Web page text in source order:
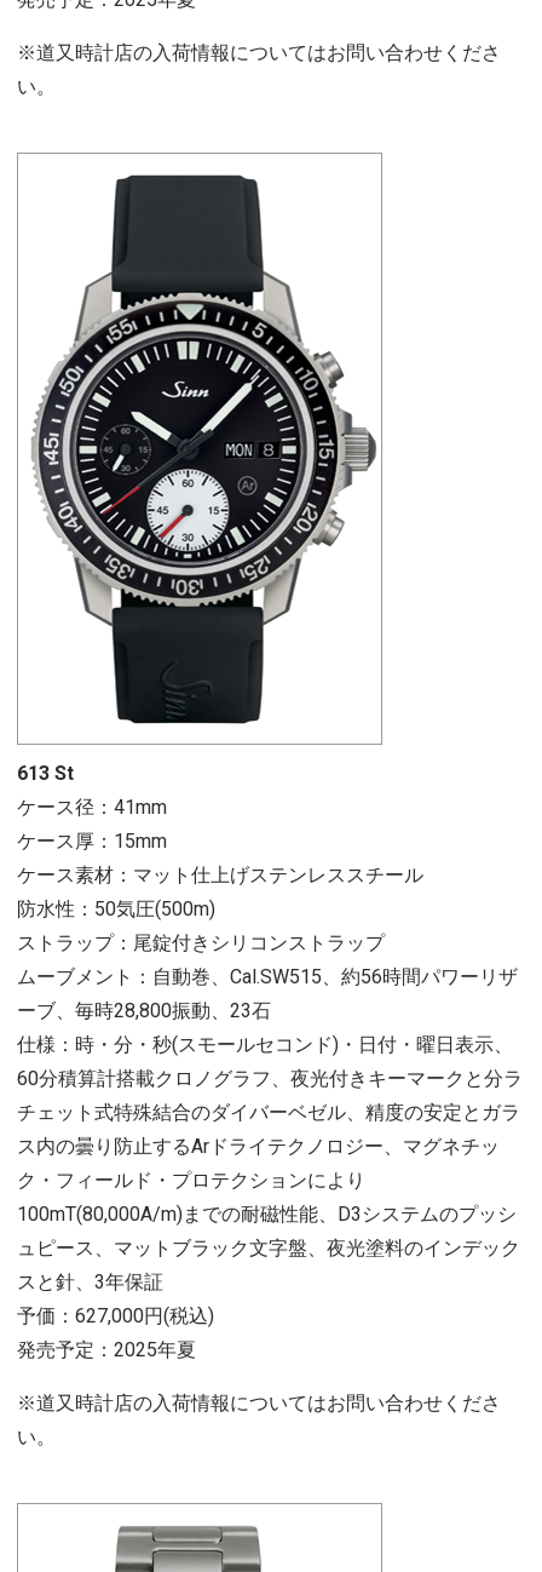
※道又時計店の入荷情報についてはお問い合わせくださ
い。
613 St
ケース径：41mm
ケース厚：15mm
ケース素材：マット仕上げステンレススチール
防水性：50気圧(500m)
ストラップ：尾錠付きシリコンストラップ
ムーブメント：自動巻、Cal.SW515、約56時間パワーリザ
ーブ、毎時28,800振動、23石
仕様：時・分・秒(スモールセコンド)・日付・曜日表示、
60分積算計搭載クロノグラフ、夜光付きキーマークと分ラ
チェット式特殊結合のダイバーベゼル、精度の安定とガラ
ス内の曇り防止するArドライテクノロジー、マグネチッ
ク・フィールド・プロテクションにより
100mT(80,000A/m)までの耐磁性能、D3システムのプッシ
ュピース、マットブラック文字盤、夜光塗料のインデック
スと針、3年保証
予価：627,000円(税込)
発売予定：2025年夏
※道又時計店の入荷情報についてはお問い合わせくださ
い。